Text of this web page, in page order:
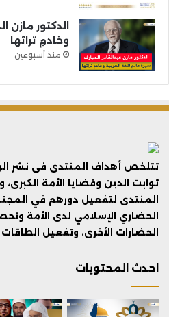
الدكتور مازن
وخادمِ تراثها
منذ أسبوعين
تتلخص أهداف المنتدى فى نشر
ثوابت الدين وقضايا الأمة
المنتدى لتفعيل دورهم في
الحضاري الإسلامي لدى الأمة
الحضارات الأخرى، وتفعيل
احدث المحتويات